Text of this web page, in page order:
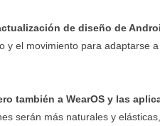
de diseño de
y el movimiento para adaptarse
también a WearOS y las
serán más naturales y